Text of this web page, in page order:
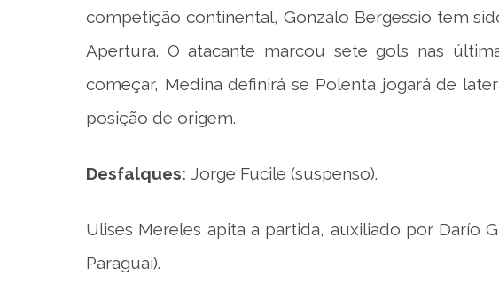
competição continental, Gonzalo Bergessio tem
Apertura. O atacante marcou sete gols nas
começar, Medina definirá se Polenta jogará de
posição de origem.
Desfalques: Jorge Fucile (suspenso).
Ulises Mereles apita a partida, auxiliado por Darío
Paraguai).